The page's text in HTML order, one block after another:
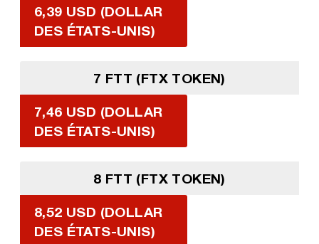
6,39 USD (DOLLAR
DES ÉTATS-UNIS)
7 FTT (FTX TOKEN)
7,46 USD (DOLLAR
DES ÉTATS-UNIS)
8 FTT (FTX TOKEN)
8,52 USD (DOLLAR
DES ÉTATS-UNIS)